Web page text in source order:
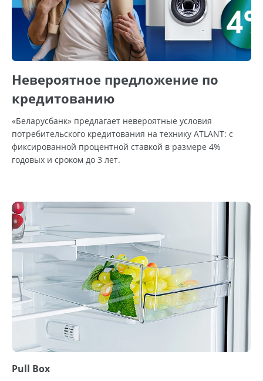
Невероятное предложение по
кредитованию
«Беларусбанк» предлагает невероятные условия
потребительского кредитования на технику ATLANT: с
фиксированной процентной ставкой в размере 4%
годовых и сроком до 3 лет.
Pull Box